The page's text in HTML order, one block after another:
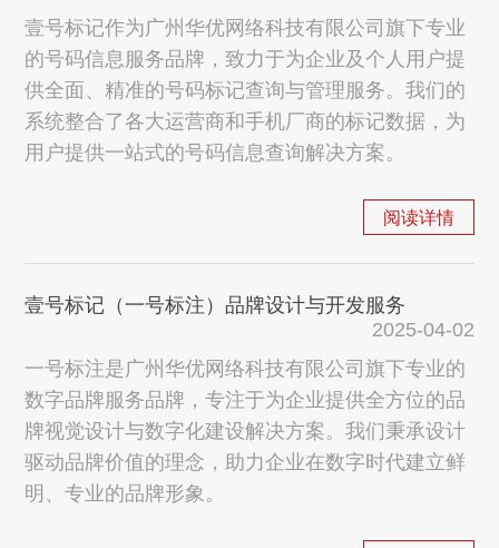
壹号标记作为广州华优网络科技有限公司旗下专业
的号码信息服务品牌，致力于为企业及个人用户提
供全面、精准的号码标记查询与管理服务。我们的
系统整合了各大运营商和手机厂商的标记数据，为
用户提供一站式的号码信息查询解决方案。
阅读详情
壹号标记（一号标注）品牌设计与开发服务
2025-04-02
一号标注是广州华优网络科技有限公司旗下专业的
数字品牌服务品牌，专注于为企业提供全方位的品
牌视觉设计与数字化建设解决方案。我们秉承设计
驱动品牌价值的理念，助力企业在数字时代建立鲜
明、专业的品牌形象。